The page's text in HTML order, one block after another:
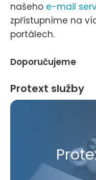
našeho e-mail
zpřístupníme na
portálech.
Doporučujeme
Protext služby